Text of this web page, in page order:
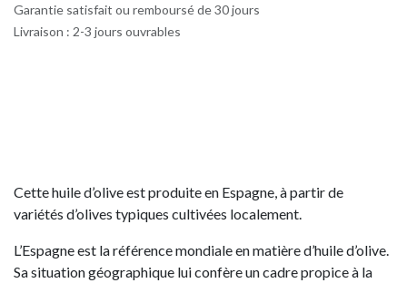
Garantie satisfait ou remboursé de 30 jours
Livraison : 2-3 jours ouvrables
Cette huile d’olive est produite en Espagne, à partir de
variétés d’olives typiques cultivées localement.
L’Espagne est la référence mondiale en matière d’huile d’olive.
Sa situation géographique lui confère un cadre propice à la